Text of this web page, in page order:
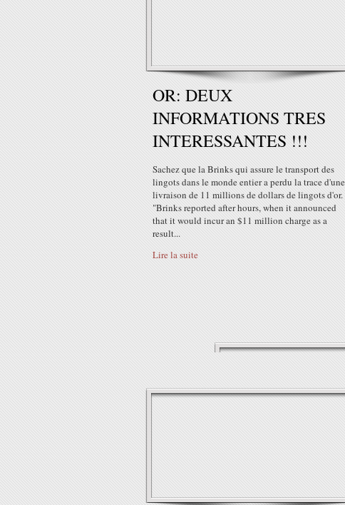
OR: DEUX
INFORMATIONS TRES
INTERESSANTES !!!
Sachez que la Brinks qui assure le transport des
lingots dans le monde entier a perdu la trace d'une
livraison de 11 millions de dollars de lingots d'or.
"Brinks reported after hours, when it announced
that it would incur an $11 million charge as a
result...
Lire la suite